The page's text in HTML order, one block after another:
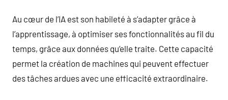
Au cœur de l’IA est son habileté à s’adapter grâce à
l’apprentissage, à optimiser ses fonctionnalités au fil du
temps, grâce aux données qu’elle traite. Cette capacité
permet la création de machines qui peuvent effectuer
des tâches ardues avec une efficacité extraordinaire.